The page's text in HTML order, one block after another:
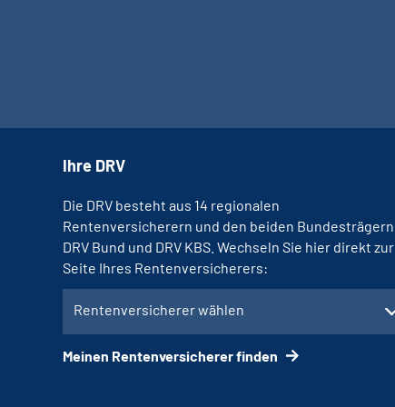
Ihre DRV
Die DRV besteht aus 14 regionalen
Rentenversicherern und den beiden Bundesträgern
DRV Bund und DRV KBS. Wechseln Sie hier direkt zur
Seite Ihres Rentenversicherers:
Rentenversicherer wählen
Meinen Rentenversicherer finden